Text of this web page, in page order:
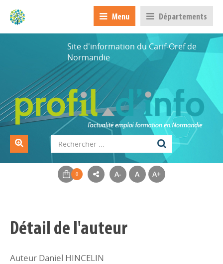
Menu Départements
Site d'information du Carif-Oref de
Normandie
A- A A+
Détail de l'auteur
Auteur Daniel HINCELIN